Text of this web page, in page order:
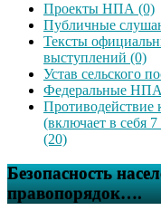
Проекты НПА (0)
Публичные
Тексты
выступлений (0)
Устав сельского
Федеральные
Противодействие
(включает в себя
(20)
Безопасность
правопорядок….